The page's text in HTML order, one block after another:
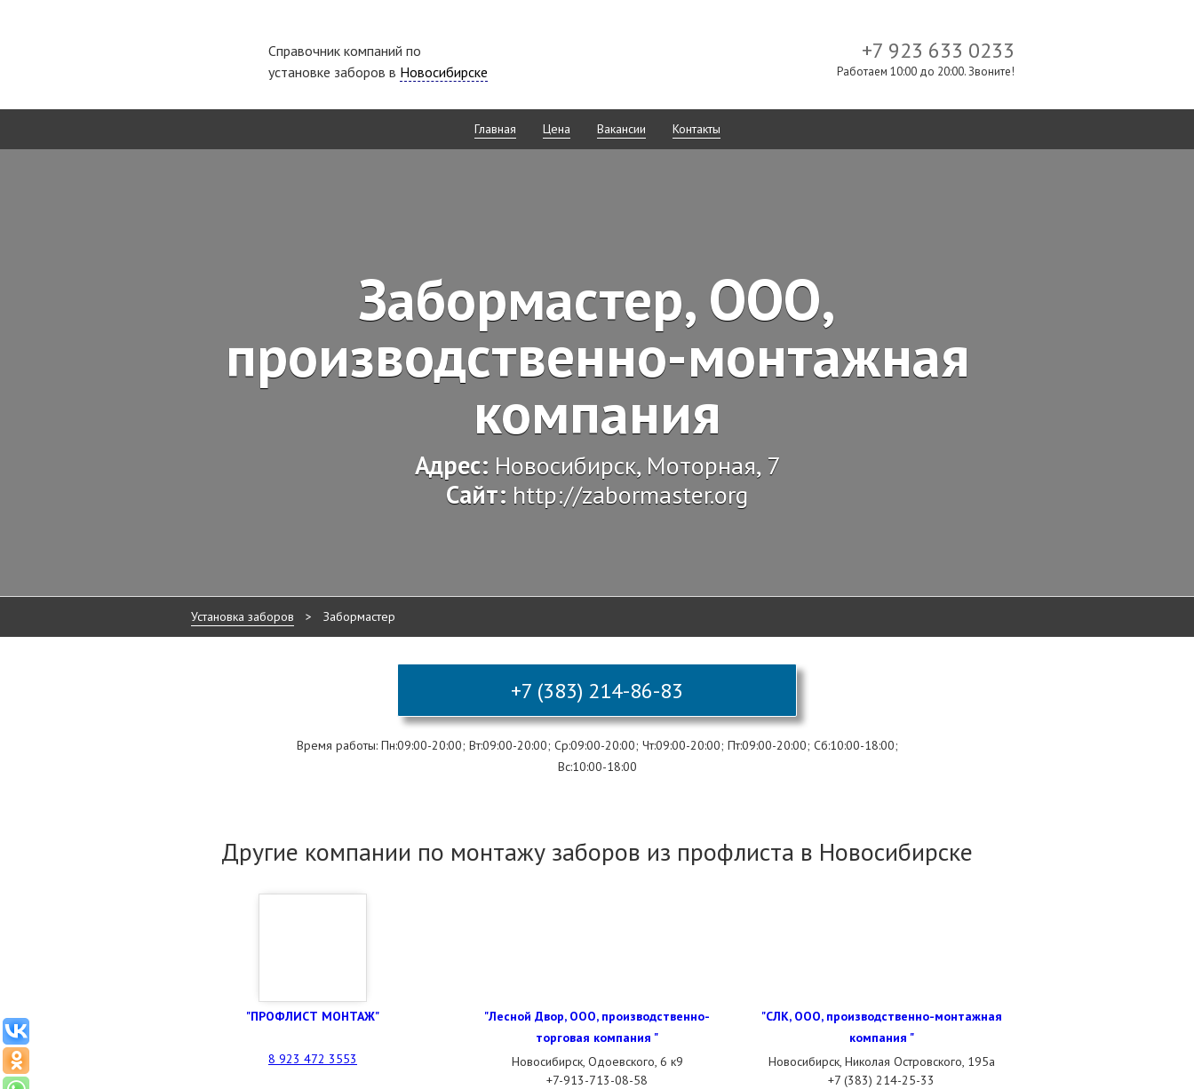
Справочник компаний по
установке заборов в Новосибирске
+7 923 633 0233
Работаем 10:00 до 20:00. Звоните!
Главная Цена Вакансии Контакты
Забормастер, ООО,
производственно-монтажная
компания
Адрес: Новосибирск, Моторная, 7
Сайт: http://zabormaster.org
Установка заборов > Забормастер
+7 (383) 214-86-83
Время работы: Пн:09:00-20:00; Вт:09:00-20:00; Ср:09:00-20:00; Чт:09:00-20:00; Пт:09:00-20:00; Сб:10:00-18:00;
Вс:10:00-18:00
Другие компании по монтажу заборов из профлиста в Новосибирске
"ПРОФЛИСТ МОНТАЖ"
8 923 472 3553
"Лесной Двор, ООО, производственно-
торговая компания "
Новосибирск, Одоевского, 6 к9
+7-913-713-08-58
"СЛК, ООО, производственно-монтажная
компания "
Новосибирск, Николая Островского, 195а
+7 (383) 214-25-33